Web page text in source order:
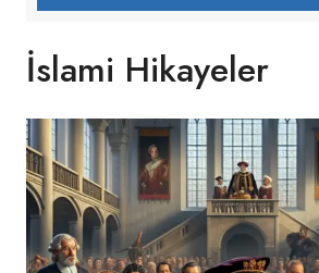
İslami Hikayeler